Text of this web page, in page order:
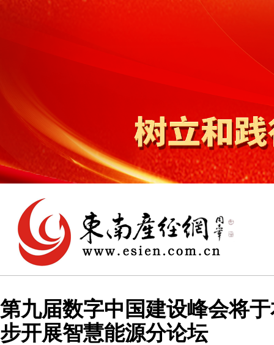
第九届数字中国建设峰会将
步开展智慧能源分论坛